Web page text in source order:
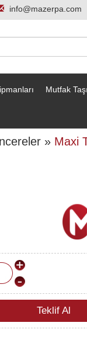
info@mazerpa.com
Mutfak
» Maxi
Teklif Al